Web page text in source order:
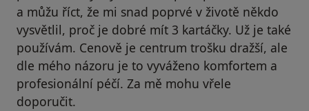
a můžu říct, že mi snad poprvé v životě někdo
vysvětlil, proč je dobré mít 3 kartáčky. Už je také
používám. Cenově je centrum trošku dražší, ale
dle mého názoru je to vyváženo komfortem a
profesionální péčí. Za mě mohu vřele
doporučit.